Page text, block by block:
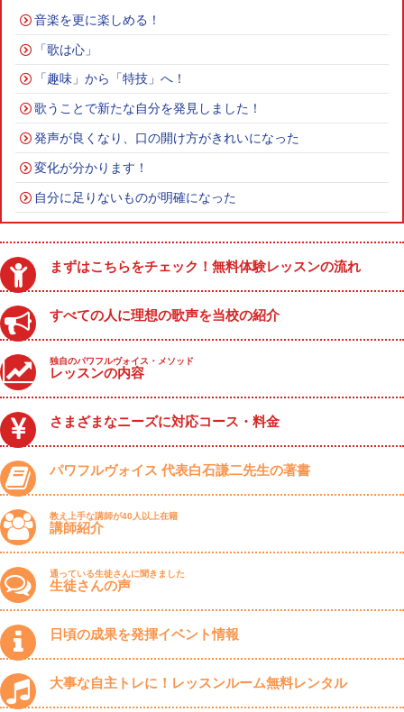
音楽を更に楽しめる！
「歌は心」
「趣味」から「特技」へ！
歌うことで新たな自分を発見しました！
発声が良くなり、口の開け方がきれいになった
変化が分かります！
自分に足りないものが明確になった
まずはこちらをチェック！無料体験レッスンの流れ
すべての人に理想の歌声を当校の紹介
独自のパワフルヴォイス・メソッド
レッスンの内容
さまざまなニーズに対応コース・料金
パワフルヴォイス 代表白石謙二先生の著書
教え上手な講師が40人以上在籍
講師紹介
通っている生徒さんに聞きました
生徒さんの声
日頃の成果を発揮イベント情報
大事な自主トレに！レッスンルーム無料レンタル